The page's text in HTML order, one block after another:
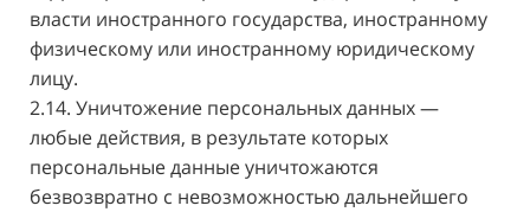
власти иностранного государства, иностранному
физическому или иностранному юридическому
лицу.
2.14. Уничтожение персональных данных —
любые действия, в результате которых
персональные данные уничтожаются
безвозвратно с невозможностью дальнейшего